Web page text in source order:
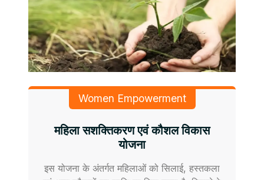
Women Empowerment
महिला सशक्तिकरण एवं कौशल विकास
योजना
इस योजना के अंतर्गत महिलाओं को सिलाई, हस्तकला